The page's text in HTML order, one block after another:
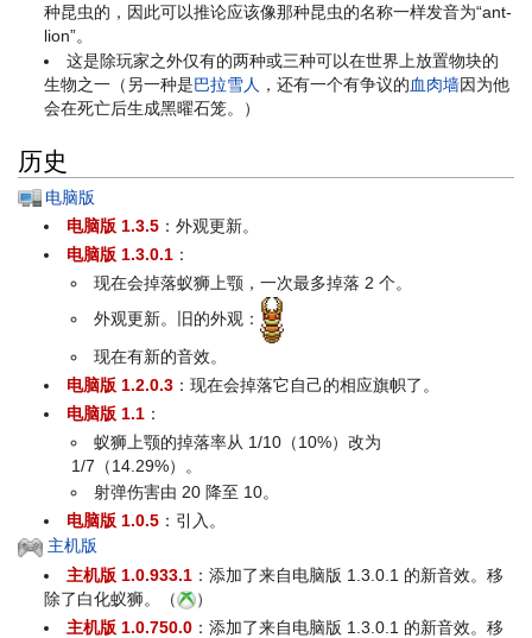
种昆虫的，因此可以推论应该像那种昆虫的名称一样发音为“ant-
lion”。
这是除玩家之外仅有的两种或三种可以在世界上放置物块的
生物之一（另一种是巴拉雪人 ，还有一个有争议的血肉墙因为他
会在死亡后生成黑曜石笼。）
历史
电脑版
电脑版 1.3.5 ：外观更新。
电脑版 1.3.0.1 ：
现在会掉落蚁狮上颚，一次最多掉落 2 个。
外观更新。旧的外观：
现在有新的音效。
电脑版 1.2.0.3 ：现在会掉落它自己的相应旗帜了。
电脑版 1.1 ：
蚁狮上颚的掉落率从 1/10（10%）改为
1/7（14.29%）。
射弹伤害由 20 降至 10。
电脑版 1.0.5 ：引入。
主机版
主机版 1.0.933.1 ：添加了来自电脑版 1.3.0.1 的新音效。移
除了白化蚁狮。（
）
主机版 1.0.750.0 ：添加了来自电脑版 1.3.0.1 的新音效。移